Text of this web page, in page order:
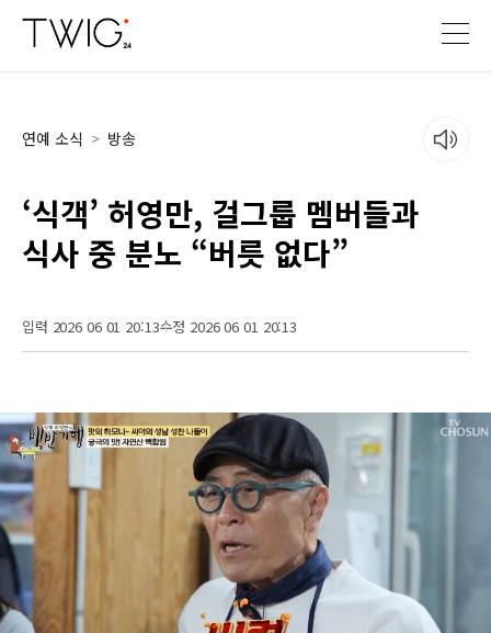
연예 소식 > 방송
‘식객’ 허영만, 걸그룹 멤버들과
식사 중 분노 “버릇 없다”
입력 2026 06 01 20:13수정 2026 06 01 20:13